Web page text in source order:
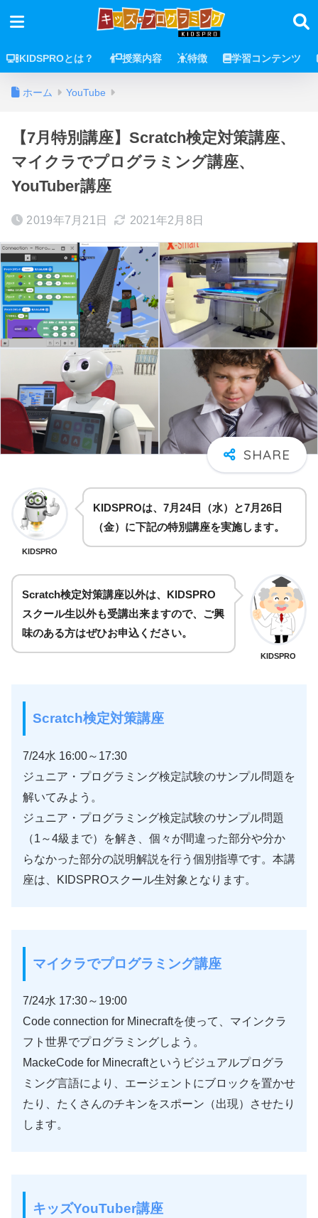
KIDSPROとは？ 授業内容 特徴 学習コンテンツ
ホーム YouTube
【7月特別講座】Scratch検定対策講座、
マイクラでプログラミング講座、
YouTuber講座
2019年7月21日 2021年2月8日
KIDSPRO
KIDSPROは、7月24日（水）と7月26日
（金）に下記の特別講座を実施します。
Scratch検定対策講座以外は、KIDSPRO
スクール生以外も受講出来ますので、ご興
味のある方はぜひお申込ください。
KIDSPRO
Scratch検定対策講座
7/24水 16:00～17:30
ジュニア・プログラミング検定試験のサンプル問題を
解いてみよう。
ジュニア・プログラミング検定試験のサンプル問題
（1～4級まで）を解き、個々が間違った部分や分か
らなかった部分の説明解説を行う個別指導です。本講
座は、KIDSPROスクール生対象となります。
マイクラでプログラミング講座
7/24水 17:30～19:00
Code connection for Minecraftを使って、マインクラ
フト世界でプログラミングしよう。
MackeCode for Minecraftというビジュアルプログラ
ミング言語により、エージェントにブロックを置かせ
たり、たくさんのチキンをスポーン（出現）させたり
します。
キッズYouTuber講座